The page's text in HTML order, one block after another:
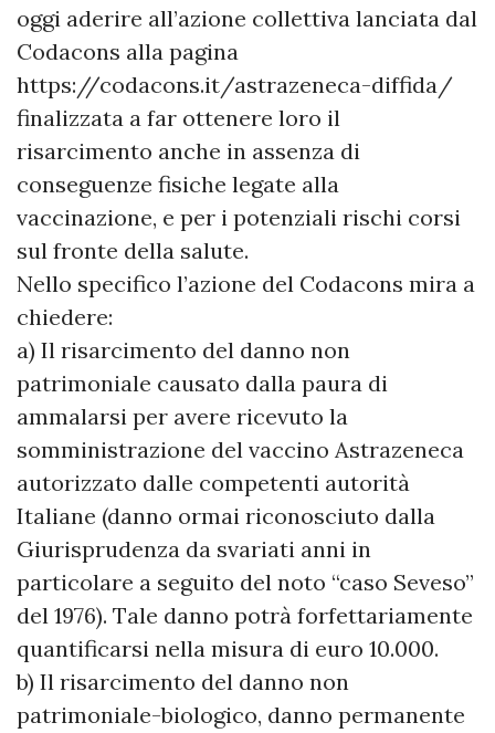
oggi aderire all’azione collettiva lanciata dal
Codacons alla pagina
https://codacons.it/astrazeneca-diffida/
finalizzata a far ottenere loro il
risarcimento anche in assenza di
conseguenze fisiche legate alla
vaccinazione, e per i potenziali rischi corsi
sul fronte della salute.
Nello specifico l’azione del Codacons mira a
chiedere:
a) Il risarcimento del danno non
patrimoniale causato dalla paura di
ammalarsi per avere ricevuto la
somministrazione del vaccino Astrazeneca
autorizzato dalle competenti autorità
Italiane (danno ormai riconosciuto dalla
Giurisprudenza da svariati anni in
particolare a seguito del noto “caso Seveso”
del 1976). Tale danno potrà forfettariamente
quantificarsi nella misura di euro 10.000.
b) Il risarcimento del danno non
patrimoniale-biologico, danno permanente